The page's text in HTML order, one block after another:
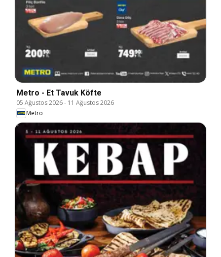
Metro - Et Tavuk Köfte
05 Ağustos 2026- 11 Ağustos 2026
Metro